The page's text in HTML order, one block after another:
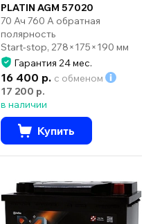
PLATIN AGM 57020
70 Ач 760 А обратная
полярность
Start-stop, 278×175×190 мм
Гарантия 24 мес.
16 400 р. с обменом
17 200 р.
в наличии
Купить